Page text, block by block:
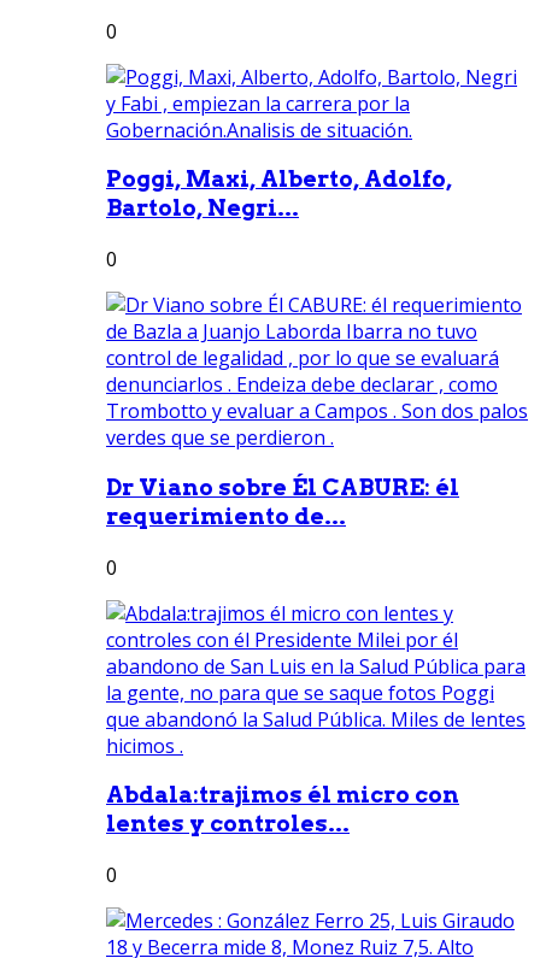
0
Poggi, Maxi, Alberto, Adolfo,
Bartolo, Negri...
0
Dr Viano sobre Él CABURE: él
requerimiento de...
0
Abdala:trajimos él micro con
lentes y controles...
0